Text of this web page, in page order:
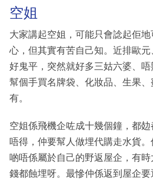
空姐
大家講起空姐，可能只會諗起佢
心，但其實有苦自己知。近排歐
好鬼平，突然就好多三姑六婆、
幫個手買名牌袋、化妝品、生果
有。
空姐係飛機企咗成十幾個鐘，都
唔得，仲要幫人做埋代購走水貨
啲唔係屬於自己的野返屋企，有
錢都蝕埋呀。最慘仲係返到屋企